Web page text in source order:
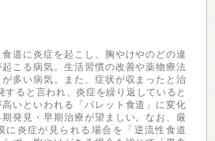
道に炎症を起こし、胸やけやのどの違
こる病気。生活習慣の改善や薬物療法
多い病気。また、症状が収まったと治
すると言われ、炎症を繰り返していると
いといわれる「バレット食道」に変化
発見・早期治療が望ましい。なお、厳
に炎症が見られる場合を「逆流性食道